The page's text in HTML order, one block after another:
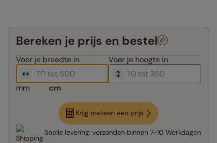
Bereken je prijs en bestel
Voer je breedte in Voer je hoogte in
mm cm
Krijg meteen een prijs
Snelle levering: verzonden binnen 7-10 Werkdagen